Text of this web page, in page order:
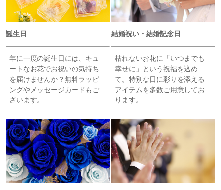
誕生日 結婚祝い・結婚記念日
年に一度の誕生日には、キュ
ートなお花でお祝いの気持ち
を届けませんか？無料ラッピ
ングやメッセージカードもご
ざいます。
枯れないお花に「いつまでも
幸せに」という祝福を込め
て。特別な日に彩りを添える
アイテムを多数ご用意してお
ります。